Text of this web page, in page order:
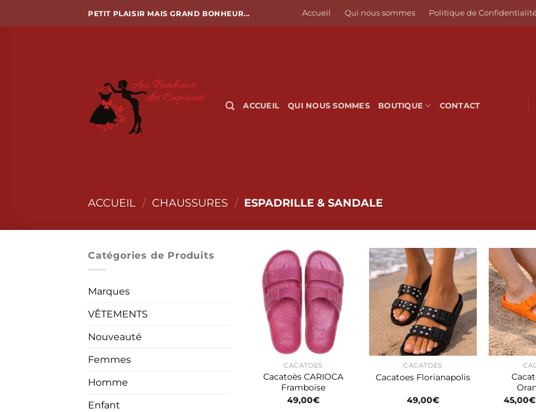
PETIT PLAISIR MAIS GRAND BONHEUR... Accueil Qui nous sommes Politique de
ACCUEIL QUI NOUS SOMMES BOUTIQUE CONTACT
ACCUEIL / CHAUSSURES / ESPADRILLE & SANDALE
Catégories de Produits
Marques
VÊTEMENTS
Nouveauté
Femmes
Homme
Enfant
CACATOÈS
Cacatoès CARIOCA
Framboise
49,00€
CACATOÈS
Cacatoes Florianapolis
49,00€
45,00€